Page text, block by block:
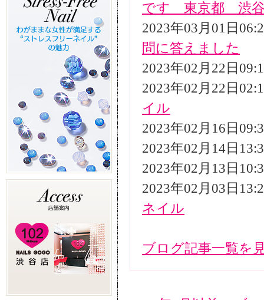
です 東京都 渋
2023年03月01日
問に答えました
2023年02月22日
2023年02月22日
イル
2023年02月16日
2023年02月14日
2023年02月13日
2023年02月03日
ネイル
ブログ記事一覧を